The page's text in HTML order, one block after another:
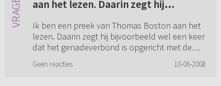
aan het lezen. Daarin zegt hij
genadeverbond is opgericht met de
uitverkorenen. Maar in zijn preek
roept hij alle mensen (...)
Ik ben een preek van Thomas Boston aan het
lezen. Daarin zegt hij bijvoorbeeld wel een keer
dat het genadeverbond is opgericht met de
mensen, dus niet-...
Geen reacties 10-06-2008